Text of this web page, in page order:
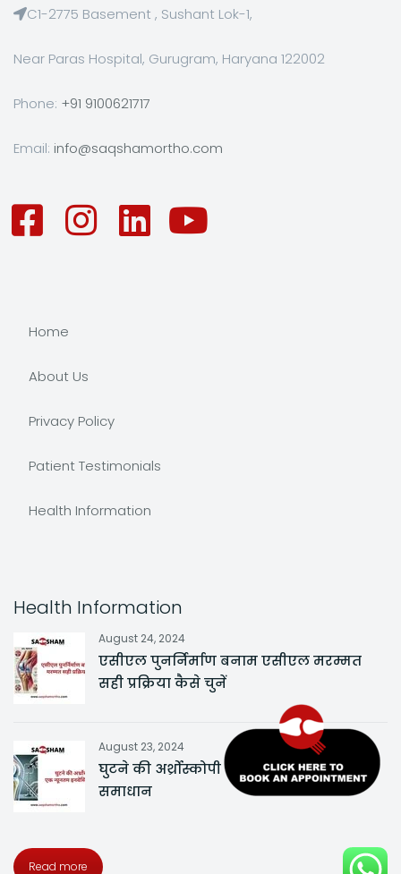
C1-2775 Basement , Sushant Lok-1,
Near Paras Hospital, Gurugram, Haryana 122002
Phone: +91 9100621717
Email: info@saqshamortho.com
Home
About Us
Privacy Policy
Patient Testimonials
Health Information
Health Information
August 24, 2024
एसीएल पुनर्निर्माण बनाम एसीएल मरम्मत
सही प्रक्रिया कैसे चुनें
August 23, 2024
घुटने की अर्थ्रोस्कोपी एक न्यूनतम इनवेसिव
समाधान
Read more